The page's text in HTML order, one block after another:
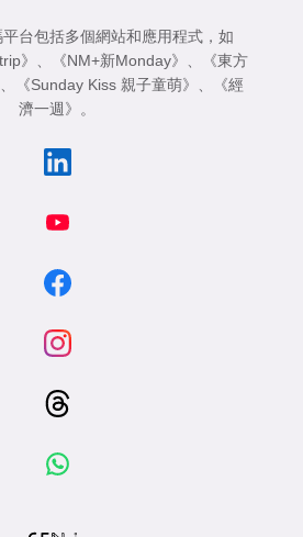
台包括多個網站和應用程式，如
》 、 《NM+新Monday》 、
《東方
、 《Sunday Kiss 親子童萌》 、
《經
濟一週》 。